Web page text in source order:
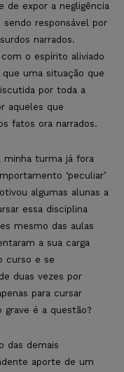
de expor a negligência
responsável por
narrados.
o espírito aliviado
uma situação que
por toda a
aqueles que
fatos ora narrados.
minha turma já fora
‘peculiar’
algumas alunas a
essa disciplina
mesmo das aulas
a sua carga
curso e se
duas vezes por
para cursar
grave é a questão?
das demais
aporte de um